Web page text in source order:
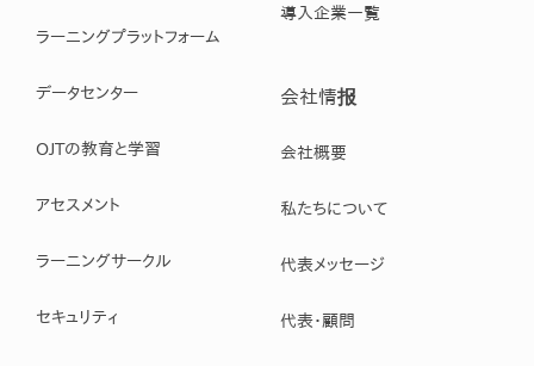
ラーニングプラットフォーム
データセンター
OJTの教育と学習
アセスメント
ラーニングサークル
セキュリティ
導入企業一覧
会社情报
会社概要
私たちについて
代表メッセージ
代表・顧問